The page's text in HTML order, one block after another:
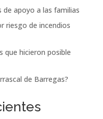
apoyo a las familias
riesgo de incendios
que hicieron posible
de Barregas?